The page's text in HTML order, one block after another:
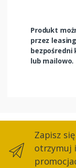
Produkt
przez
lub mailowo.
Zapisz
otrzymuj